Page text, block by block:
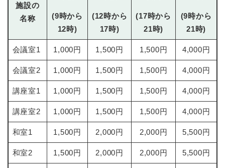
施設の
名称
(9時から
12時)
(12時から
17時)
(17時から
21時)
(9時から
21時)
会議室1 1,000円 1,500円 1,500円 4,000円
会議室2 1,000円 1,500円 1,500円 4,000円
講座室1 1,000円 1,500円 1,500円 4,000円
講座室2 1,000円 1,500円 1,500円 4,000円
和室1 1,500円 2,000円 2,000円 5,500円
和室2 1,500円 2,000円 2,000円 5,500円